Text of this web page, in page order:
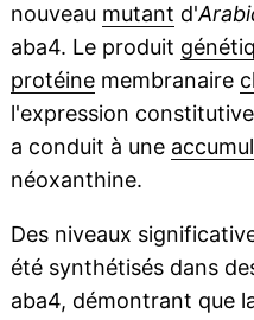
nouveau mutant d'
aba4. Le produit
protéinemembranaire
l'expression
a conduit à une
néoxanthine.
Des niveaux
été synthétisés dans
aba4, démontrant que